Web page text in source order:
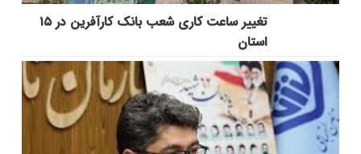
تغییر ساعت کاری شعب بانک کارآفرین در ۱۵
استان